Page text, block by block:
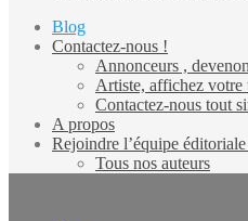
Blog
Contactez-nous !
Annonceurs ,
Artiste, affichez
Contactez-nous tout
A propos
Rejoindre l’équipe éditoriale
Tous nos auteurs